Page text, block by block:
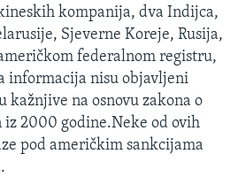
kompanija, dva Indijca,
Sjeverne Koreje, Rusija,
federalnom registru,
informacija nisu objavljeni
kažnjive na osnovu zakona o
2000 godine.Neke od ovih
pod američkim sankcijama